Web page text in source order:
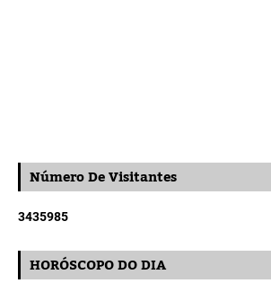
Número De Visitantes
3435985
HORÓSCOPO DO DIA